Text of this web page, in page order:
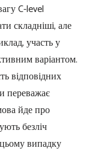
C-level
складніші, але
участь у
варіантом.
відповідних
переважає
йде про
безліч
випадку